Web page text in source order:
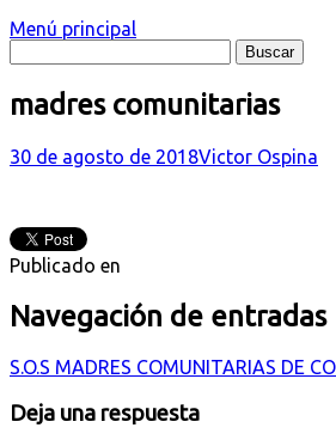
Menú principal
madres comunitarias
30 de agosto de 2018Victor Ospina
Publicado en
Navegación de entradas
S.O.S MADRES COMUNITARIAS DE
Deja una respuesta